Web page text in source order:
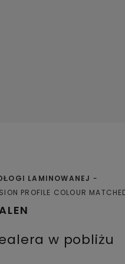
LAMINOWANEJ
PROFILE COLOUR
w pobliżu